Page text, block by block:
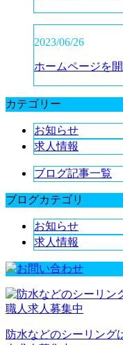
2023/06/26
ホームページを
カテゴリー
お知らせ
求人情報
ブログ記事一覧
ブログカテゴリ
お知らせ
求人情報
防水などのシーリング